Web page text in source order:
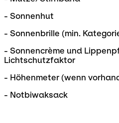
- Sonnenhut
- Sonnenbrille (min.
- Sonnencrème und
Lichtschutzfaktor
- Höhenmeter (wenn
- Notbiwaksack